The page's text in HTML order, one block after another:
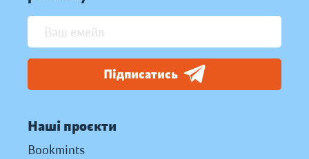
Підписатись
Наші проєкти
Bookmints